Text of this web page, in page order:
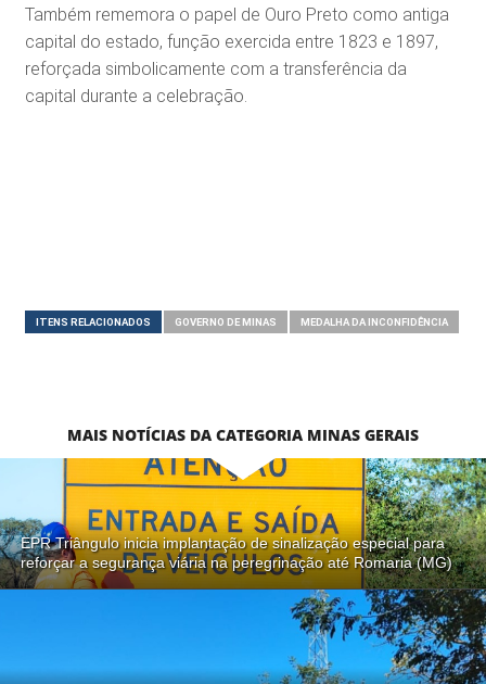
Também rememora o papel de Ouro Preto como antiga
capital do estado, função exercida entre 1823 e 1897,
reforçada simbolicamente com a transferência da
capital durante a celebração.
ITENS RELACIONADOS GOVERNO DE MINAS MEDALHA DA INCONFIDÊNCIA
MAIS NOTÍCIAS DA CATEGORIA MINAS GERAIS
EPR Triângulo inicia implantação de sinalização especial para
reforçar a segurança viária na peregrinação até Romaria (MG)